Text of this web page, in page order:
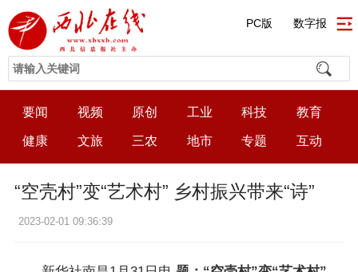
PC版 数字报
要闻 视频 原创 工业 科技 教育
健康 文旅 三农 地市 专题 互动
“空壳村”变“艺术村” 乡村振兴带来“诗”
2023-02-01 09:36:39